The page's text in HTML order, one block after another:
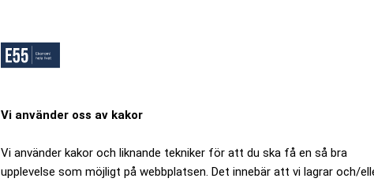
Vi använder oss av kakor
Vi använder kakor och liknande tekniker för att du ska få en så bra
upplevelse som möjligt på webbplatsen. Det innebär att vi lagrar och/